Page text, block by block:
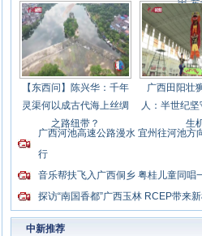
【东西问】陈兴华：千年
灵渠何以成古代海上丝绸
之路纽带？
广西田阳壮
人：半世纪
生
广西河池高速公路漫水 宜州往河池方
行
音乐帮扶飞入广西侗乡 粤桂儿童同唱
探访“南国香都”广西玉林 RCEP带来
中新推荐